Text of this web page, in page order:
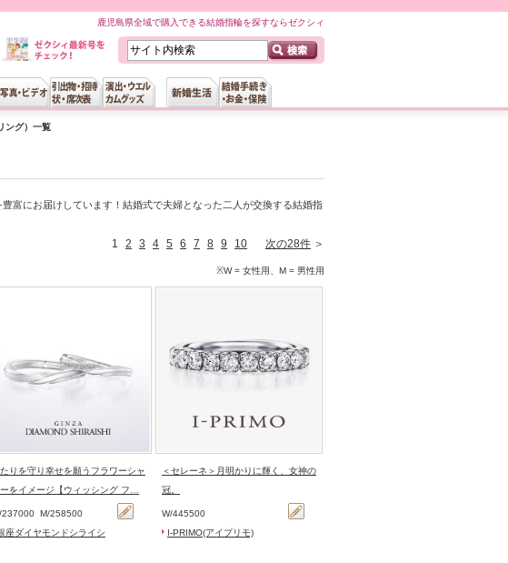
鹿児島県全域で購入できる結婚指輪を探すならゼクシィ
ング）一覧
富にお届けしています！結婚式で夫婦となった二人が交換する結婚指
1 2 3 4 5 6 7 8 9 10 次の28件 ＞
※W = 女性用、M = 男性用
たりを守り幸せを願うフラワーシャ
をイメージ【ウィッシング フ…
237000 M/258500
座ダイヤモンドシライシ
＜セレーネ＞月明かりに輝く、女神の
冠。
W/445500
I-PRIMO(アイプリモ)